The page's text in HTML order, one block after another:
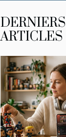
DERNIERS
ARTICLES